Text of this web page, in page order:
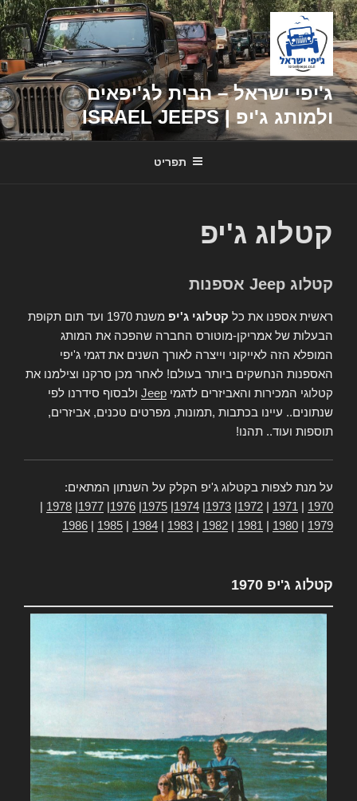
דילוג
לתוכן
ג'יפי ישראל – הבית לג'יפאים
ולמותג ג'יפ | ISRAEL JEEPS
תפריט
קטלוג ג'יפ
קטלוג Jeep אספנות
ראשית אספנו את כל קטלוגי ג'יפ
משנת 1970 ועד תום תקופת
הבעלות של אמריקן-מוטורס החברה שהפכה את המותג
המופלא הזה לאייקוני וייצרה לאורך השנים את דגמי ג'יפי
האספנות הנחשקים ביותר בעולם! לאחר מכן סרקנו וצילמנו את
קטלוגי המכירות והאביזרים לדגמי Jeep ולבסוף סידרנו לפי
שנתונים.. עיינו בכתבות ,תמונות, מפרטים טכנים, אביזרים,
תוספות ועוד.. תהנו!
על מנת לצפות בקטלוג ג'יפ הקלק על השנתון המתאים:
1970
1971
1972
1973
1974
1975
1976
1977
1978
1979
1980
1981
1982
1983
1984
1985
1986
קטלוג ג'יפ 1970